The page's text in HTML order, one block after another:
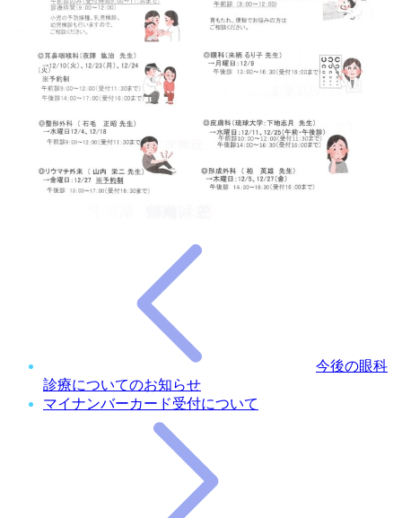
今後の眼科
診療についてのお知らせ
マイナンバーカード受付について